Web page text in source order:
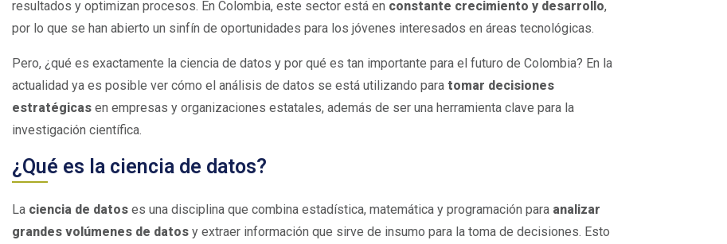
resultados y optimizan procesos. En Colombia, este sector está en constante crecimiento y desarrollo,
por lo que se han abierto un sinfín de oportunidades para los jóvenes interesados en áreas tecnológicas.
Pero, ¿qué es exactamente la ciencia de datos y por qué es tan importante para el futuro de Colombia? En la
actualidad ya es posible ver cómo el análisis de datos se está utilizando para tomar decisiones
estratégicas en empresas y organizaciones estatales, además de ser una herramienta clave para la
investigación científica.
¿Qué es la ciencia de datos?
La ciencia de datos es una disciplina que combina estadística, matemática y programación para analizar
grandes volúmenes de datos y extraer información que sirve de insumo para la toma de decisiones. Esto